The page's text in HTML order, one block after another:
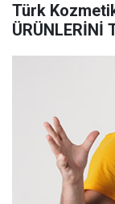
Türk
ÜRÜNLERİNİ